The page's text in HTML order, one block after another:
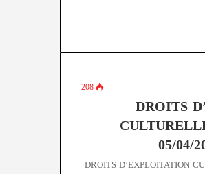
208
DROITS
05/04/
DROITS D’EXPLOITATION